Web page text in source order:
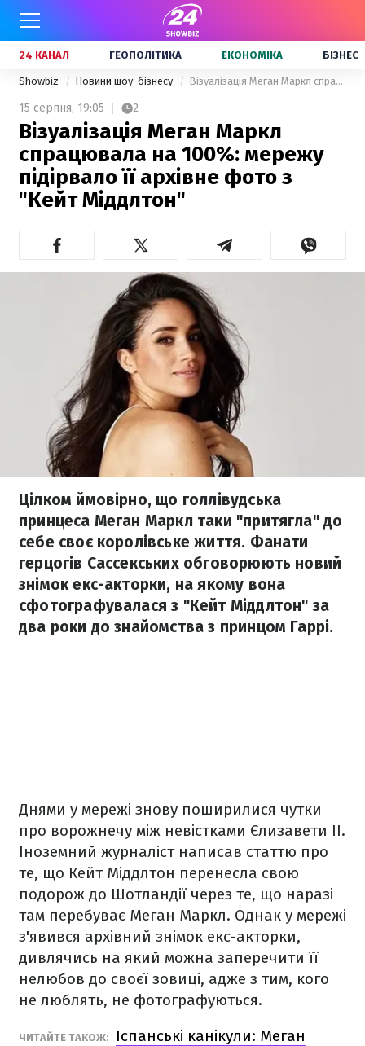
24 КАНАЛ ГЕОПОЛІТИКА ЕКОНОМІКА БІЗНЕС
Showbiz Новини шоу-бізнесу Візуалізація Меган Маркл спрацювала на 100%: мережу підірвало її архівне фото з "Кейт Міддлтон"
15 серпня, 19:05 2
Візуалізація Меган Маркл
спрацювала на 100%: мережу
підірвало її архівне фото з
"Кейт Міддлтон"
Цілком ймовірно, що голлівудська
принцеса Меган Маркл таки "притягла" до
себе своє королівське життя. Фанати
герцогів Сассекських обговорюють новий
знімок екс-акторки, на якому вона
сфотографувалася з "Кейт Міддлтон" за
два роки до знайомства з принцом Гаррі.
Днями у мережі знову поширилися чутки
про ворожнечу між невістками Єлизавети ІІ.
Іноземний журналіст написав статтю про
те, що Кейт Міддлтон перенесла свою
подорож до Шотландії через те, що наразі
там перебуває Меган Маркл. Однак у мережі
з'явився архівний знімок екс-акторки,
дивлячись на який можна заперечити її
нелюбов до своєї зовиці, адже з тим, кого
не люблять, не фотографуються.
ЧИТАЙТЕ ТАКОЖ:
Іспанські канікули: Меган